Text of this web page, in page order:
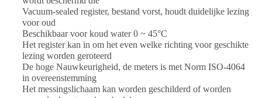
Vacuum-sealed register, bestand vorst, houdt duidelijke lezing
voor oud
Beschikbaar voor koud water 0 ~ 45°C
Het register kan in om het even welke richting voor geschikte
lezing worden geroteerd
De hoge Nauwkeurigheid, de meters is met Norm ISO-4064
in overeenstemming
Het messingslichaam kan worden geschilderd of worden